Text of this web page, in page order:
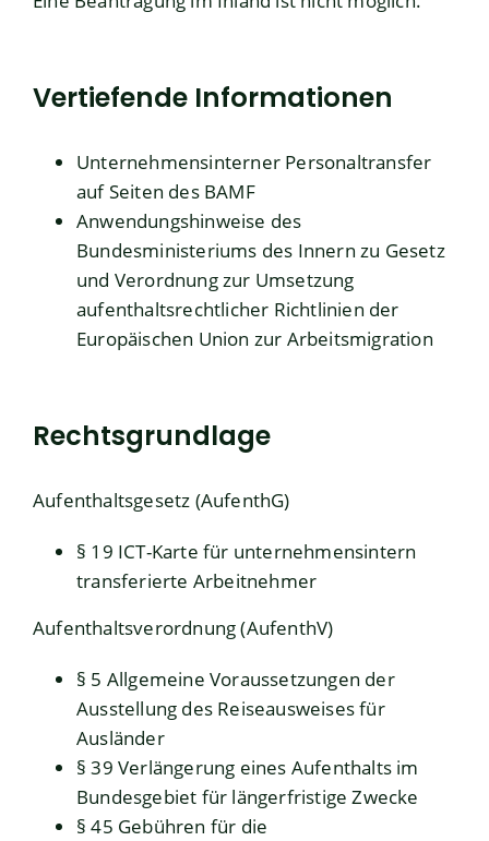
Vertiefende Informationen
Unternehmensinterner Personaltransfer
auf Seiten des BAMF
Anwendungshinweise des
Bundesministeriums des Innern zu Gesetz
und Verordnung zur Umsetzung
aufenthaltsrechtlicher Richtlinien der
Europäischen Union zur Arbeitsmigration
Rechtsgrundlage
Aufenthaltsgesetz (AufenthG)
§ 19 ICT-Karte für unternehmensintern
transferierte Arbeitnehmer
Aufenthaltsverordnung (AufenthV)
§ 5 Allgemeine Voraussetzungen der
Ausstellung des Reiseausweises für
Ausländer
§ 39 Verlängerung eines Aufenthalts im
Bundesgebiet für längerfristige Zwecke
§ 45 Gebühren für die